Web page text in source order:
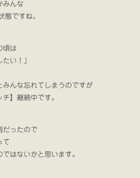
みんな
態ですね。
頃は
い！」
みんな忘れてしまうのですが
】継続中です。
だったので
て
はないかと思います。